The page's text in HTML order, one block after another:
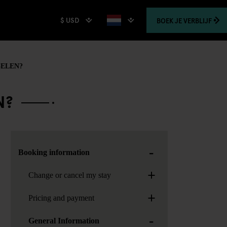
$ USD BOEKJE VERBLIJF
Booking information -
Change or cancel my stay +
Pricing and payment +
General Information -